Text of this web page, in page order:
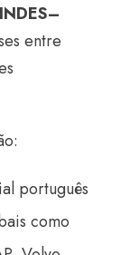
entre
português
como